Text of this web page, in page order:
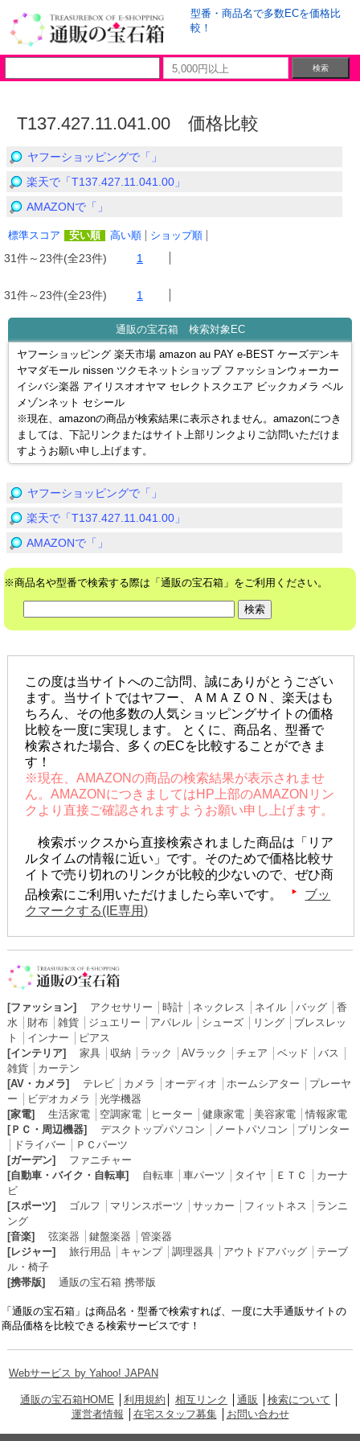
型番・商品名で多数ECを価格比
較！
T137.427.11.041.00 価格比較
ヤフーショッピングで「」
楽天で「T137.427.11.041.00」
AMAZONで「」
標準スコア 安い順 高い順 ショップ順
31件～23件(全23件) 1
31件～23件(全23件) 1
通販の宝石箱 検索対象EC
ヤフーショッピング 楽天市場 amazon au PAY e-BEST ケーズデンキ
ヤマダモール nissen ツクモネットショップ ファッションウォーカー
イシバシ楽器 アイリスオオヤマ セレクトスクエア ビックカメラ ベル
メゾンネット セシール
※現在、amazonの商品が検索結果に表示されません。amazonにつき
ましては、下記リンクまたはサイト上部リンクよりご訪問いただけま
すようお願い申し上げます。
ヤフーショッピングで「」
楽天で「T137.427.11.041.00」
AMAZONで「」
※商品名や型番で検索する際は「通販の宝石箱」をご利用ください。
この度は当サイトへのご訪問、誠にありがとうござい
ます。当サイトではヤフー、ＡＭＡＺＯＮ、楽天はも
ちろん、その他多数の人気ショッピングサイトの価格
比較を一度に実現します。 とくに、商品名、型番で
検索された場合、多くのECを比較することができま
す！
※現在、AMAZONの商品の検索結果が表示されませ
ん。AMAZONにつきましてはHP上部のAMAZONリン
クより直接ご確認されますようお願い申し上げます。
検索ボックスから直接検索されました商品は「リア
ルタイムの情報に近い」です。そのためで価格比較サ
イトで売り切れのリンクが比較的少ないので、ぜひ商
品検索にご利用いただけましたら幸いです。
ブッ
クマークする(IE専用)
[ファッション] アクセサリー 時計│ ネックレス ネイル│ バッグ│ 香
水
財布│ 雑貨│ ジュエリー アパレル│ シューズ│ リング│ ブレスレッ
ト
インナー
ピアス
[インテリア]
家具│ 収納 ラック AVラック チェア ベッド バス
雑貨│ カーテン
[AV・カメラ]
テレビ│ カメラ オーディオ ホームシアター
プレーヤ
ー
ビデオカメラ
光学機器
[家電]
生活家電│ 空調家電│ ヒーター 健康家電│ 美容家電│情報家電
[ＰＣ・周辺機器]
デスクトップパソコン ノートパソコン
プリンター
ドライバー
ＰＣパーツ
[ガーデン]
ファニチャー
[自動車・バイク・自転車]
自転車│ 車パーツ タイヤ ＥＴＣ
カーナ
ビ
[スポーツ]
ゴルフ マリンスポーツ サッカー フィットネス
ランニ
ング
[音楽]
弦楽器 鍵盤楽器
管楽器
[レジャー]
旅行用品 キャンプ│ 調理器具│ アウトドアバッグ│ テーブ
ル・椅子
[携帯版]
通販の宝石箱 携帯版
「通販の宝石箱」は商品名・型番で検索すれば、一度に大手通販サイトの
商品価格を比較できる検索サービスです！
Webサービス by Yahoo! JAPAN
通販の宝石箱HOME 利用規約 相互リンク 通販 検索について
運営者情報
在宅スタッフ募集│ お問い合わせ